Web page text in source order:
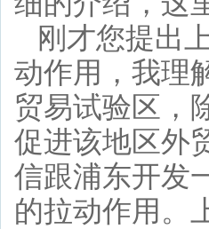
刚才您提出
动作用，我理
贸易试验区，
促进该地区外
信跟浦东开发
的拉动作用。